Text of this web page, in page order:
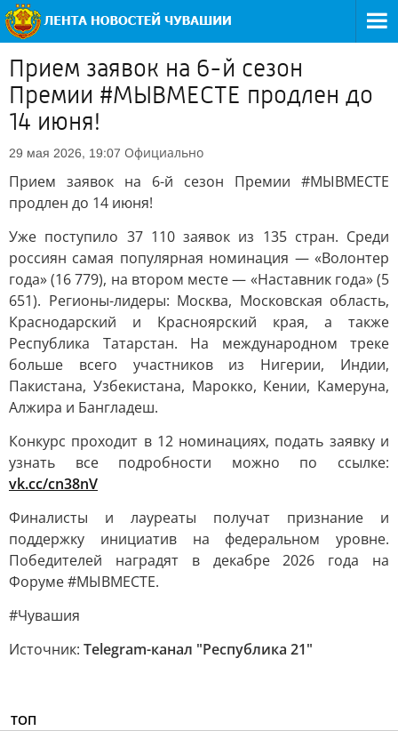
Прием заявок на 6-й сезон
Премии #МЫВМЕСТЕ продлен до
14 июня!
29 мая 2026, 19:07 Официально
Прием заявок на 6-й сезон Премии #МЫВМЕСТЕ
продлен до 14 июня!
Уже поступило 37 110 заявок из 135 стран. Среди
россиян самая популярная номинация — «Волонтер
года» (16 779), на втором месте — «Наставник года» (5
651). Регионы-лидеры: Москва, Московская область,
Краснодарский и Красноярский края, а также
Республика Татарстан. На международном треке
больше всего участников из Нигерии, Индии,
Пакистана, Узбекистана, Марокко, Кении, Камеруна,
Алжира и Бангладеш.
Конкурс проходит в 12 номинациях, подать заявку и
узнать все подробности можно по ссылке:
vk.cc/cn38nV
Финалисты и лауреаты получат признание и
поддержку инициатив на федеральном уровне.
Победителей наградят в декабре 2026 года на
Форуме #МЫВМЕСТЕ.
#Чувашия
Источник: Telegram-канал "Республика 21"
ТОП